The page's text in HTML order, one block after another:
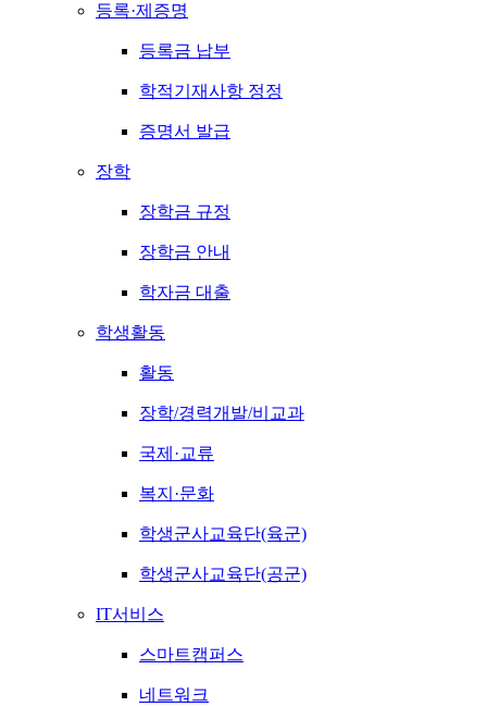
등록·제증명
등록금 납부
학적기재사항 정정
증명서 발급
장학
장학금 규정
장학금 안내
학자금 대출
학생활동
활동
장학/경력개발/비교과
국제·교류
복지·문화
학생군사교육단(육군)
학생군사교육단(공군)
IT서비스
스마트캠퍼스
네트워크